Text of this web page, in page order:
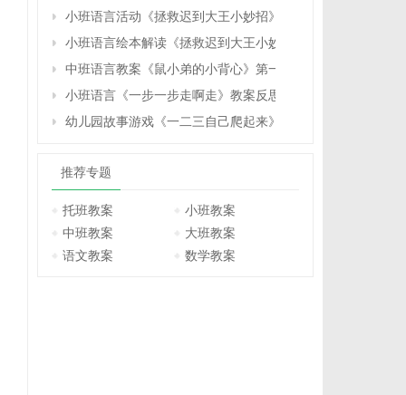
小班语言活动《拯救迟到大王小妙招》教学设计反思
小班语言绘本解读《拯救迟到大王小妙招》教案反思
中班语言教案《鼠小弟的小背心》第一版反思
小班语言《一步一步走啊走》教案反思
幼儿园故事游戏《一二三自己爬起来》小班语言教案反思
推荐专题
托班教案
小班教案
中班教案
大班教案
语文教案
数学教案